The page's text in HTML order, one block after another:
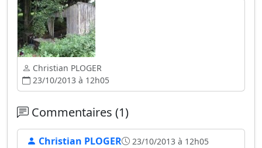
Christian PLOGER
23/10/2013 à 12h05
Commentaires (1)
Christian PLOGER 23/10/2013 à 12h05